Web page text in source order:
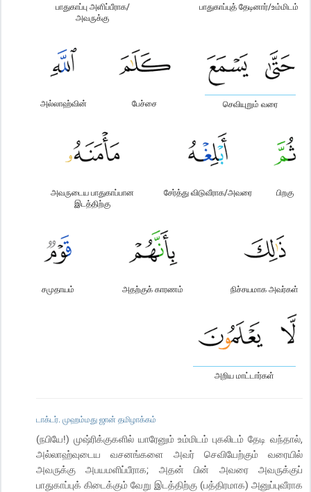
பாதுகாப்புத் தேடினார்/உம்மிடம்
பாதுகாப்பு அளிப்பீராக/
அவருக்கு
செவியுறும் வரை
பேச்சை
அல்லாஹ்வின்
பிறகு
சேர்த்து விடுவீராக/அவரை
அவருடைய பாதுகாப்பான
இடத்திற்கு
நிச்சயமாக அவர்கள்
அதற்குக் காரணம்
சமுதாயம்
அறிய மாட்டார்கள்
டாக்டர். முஹம்மது ஜான் தமிழாக்கம்
(நபியே!) முஷ்ரிக்குகளில் யாரேனும் உம்மிடம் புகலிடம் தேடி வந்தால்,
அல்லாஹ்வுடைய வசனங்களை அவர் செவியேற்கும் வரையில்
அவருக்கு அபயமளிப்பீராக; அதன் பின் அவரை அவருக்குப்
பாதுகாப்புக் கிடைக்கும் வேறு இடத்திற்கு (பத்திரமாக) அனுப்புவீராக